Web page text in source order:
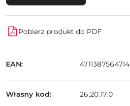
Pobierz produkt do PDF
EAN: 4711387564714
Własny kod: 26.20.17.0